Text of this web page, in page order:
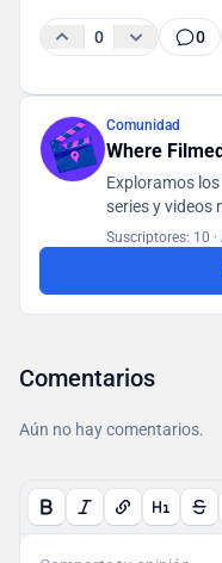
0 0
Comunidad
Where
Exploramos
series y videos
hallazgos en
Suscriptores: 10 ·
Comentarios
Aún no hay comentarios.